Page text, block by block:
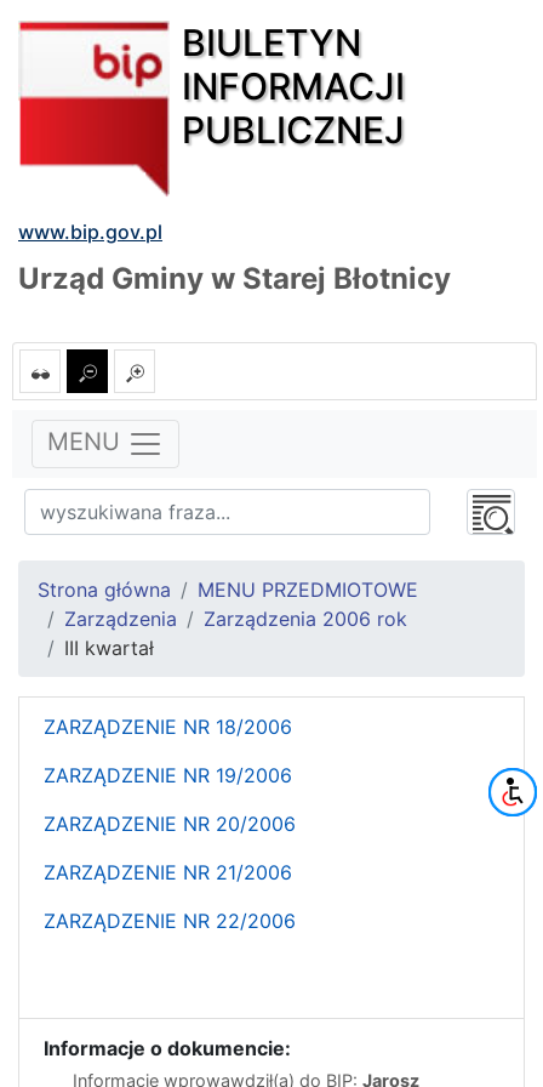
BIULETYN
INFORMACJI
PUBLICZNEJ
www.bip.gov.pl
Urząd Gminy w Starej Błotnicy
MENU
Strona główna
MENU PRZEDMIOTOWE
Zarządzenia
Zarządzenia 2006 rok
III kwartał
ZARZĄDZENIE NR 18/2006
ZARZĄDZENIE NR 19/2006
ZARZĄDZENIE NR 20/2006
ZARZĄDZENIE NR 21/2006
ZARZĄDZENIE NR 22/2006
Informacje o dokumencie:
Informację wprowawdził(a) do BIP: Jarosz